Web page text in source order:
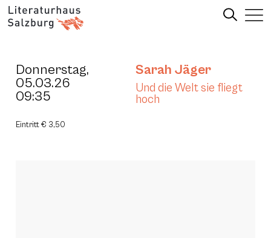
Donnerstag,
05.03.26
09:35
Sarah Jäger
Und die Welt sie fliegt
hoch
Eintritt € 3,50